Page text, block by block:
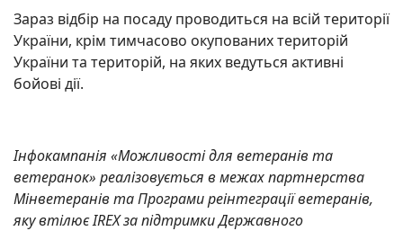
Зараз відбір на посаду проводиться на всій території
України, крім тимчасово окупованих територій
України та територій, на яких ведуться активні
бойові дії.
Інфокампанія «Можливості для ветеранів та
ветеранок» реалізовується в межах партнерства
Мінветеранів та Програми реінтеграції ветеранів,
яку втілює IREX запідтримкиДержавного